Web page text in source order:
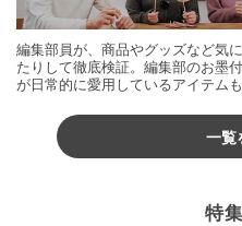
編集部員が、商品やグッズなど気
たりして徹底検証。編集部のお墨
が日常的に愛用しているアイテム
一覧
特